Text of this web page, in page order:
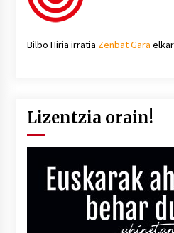
Bilbo Hiria irratia Zenbat Gara
Lizentzia orain!